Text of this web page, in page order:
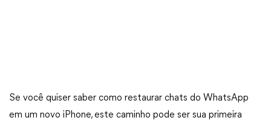
Se você quiser saber como restaurar chats do WhatsApp
em um novo iPhone, este caminho pode ser sua primeira